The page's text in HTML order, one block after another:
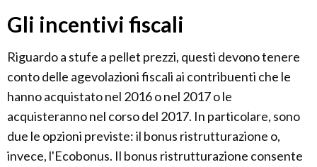
Gli incentivi fiscali
Riguardo a stufe a pellet prezzi, questi devono tenere
conto delle agevolazioni fiscali ai contribuenti che le
hanno acquistato nel 2016 o nel 2017 o le
acquisteranno nel corso del 2017. In particolare, sono
due le opzioni previste: il bonus ristrutturazione o,
invece, l'Ecobonus. Il bonus ristrutturazione consente